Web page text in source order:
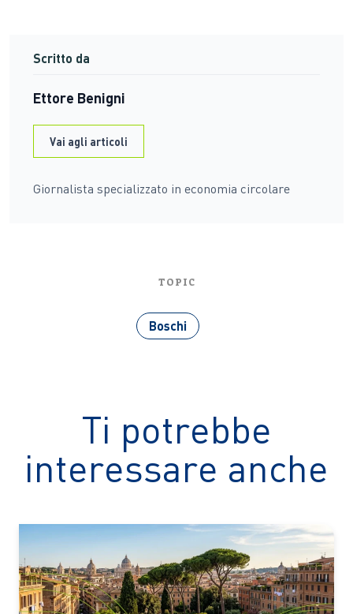
Scritto da
Ettore Benigni
Vai agli articoli
Giornalista specializzato in economia circolare
TOPIC
Boschi
Ti potrebbe
interessare anche